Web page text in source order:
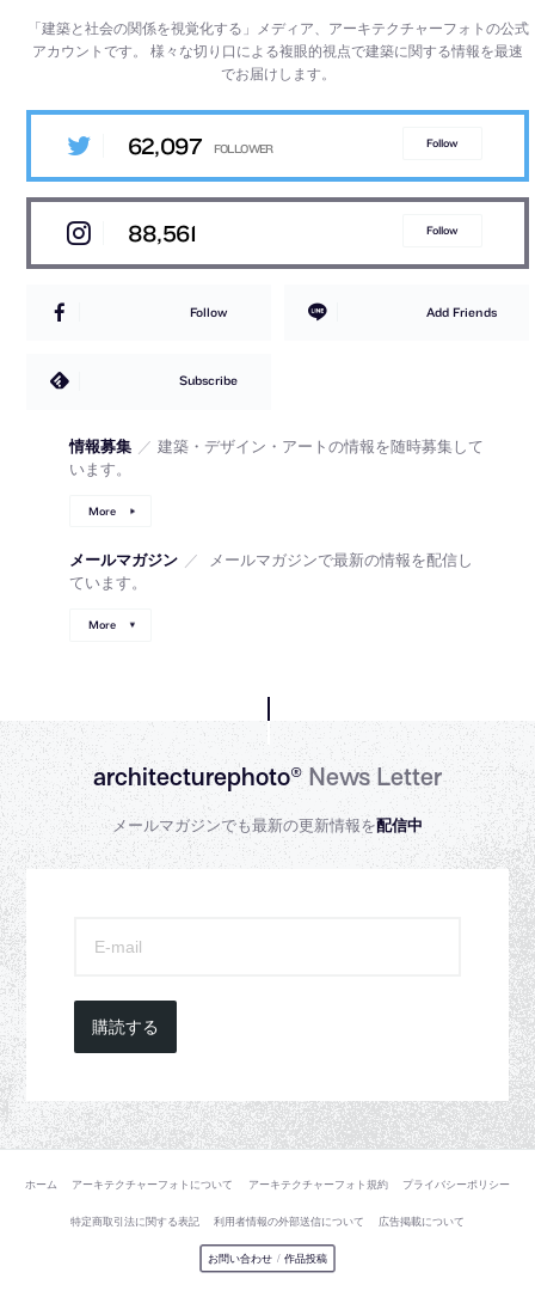
「建築と社会の関係を視覚化する」メディア、アーキテクチャーフォトの公式
アカウントです。様々な切り口による複眼的視点で建築に関する情報を最速
でお届けします。
62,097 Follow
88,561 Follow
Follow Add Friends
Subscribe
情報募集 ／ 建築・デザイン・アートの情報を随時募集して
います。
More
メールマガジン ／
メールマガジンで最新の情報を配信し
ています。
More
architecturephoto®News Letter
メールマガジンでも最新の更新情報を配信中
購読する
ホーム アーキテクチャーフォトについて アーキテクチャーフォト規約 プライバシーポリシー
特定商取引法に関する表記 利用者情報の外部送信について 広告掲載について
お問い合わせ / 作品投稿